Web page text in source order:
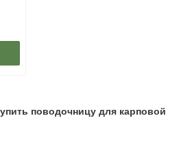
поводочницу для карповой